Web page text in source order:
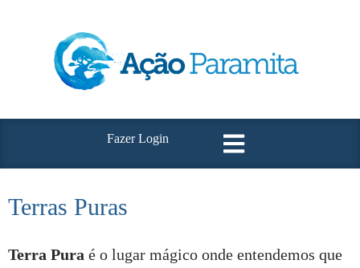
Fazer Login
Terras Puras
Terra Pura é o lugar mágico onde entendemos que